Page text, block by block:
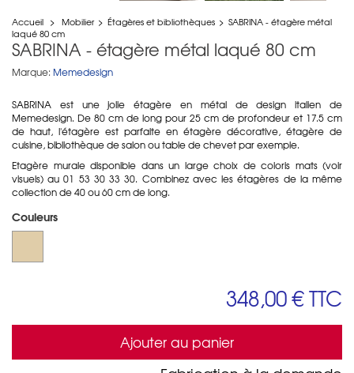
Accueil > Mobilier > Étagères et bibliothèques > SABRINA - étagère métal
laqué 80 cm
SABRINA - étagère métal laqué 80 cm
Marque: Memedesign
SABRINA est une jolie étagère en métal de design italien de
Memedesign. De 80 cm de long pour 25 cm de profondeur et 17.5 cm
de haut, l'étagère est parfaite en étagère décorative, étagère de
cuisine, bibliothèque de salon ou table de chevet par exemple.
Etagère murale disponible dans un large choix de coloris mats (voir
visuels) au 01 53 30 33 30. Combinez avec les étagères de la même
collection de 40 ou 60 cm de long.
Couleurs
348,00 €TTC
Ajouter au panier